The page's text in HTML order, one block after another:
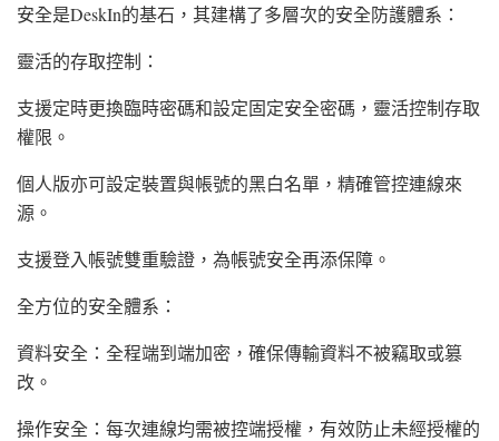
安全是DeskIn的基石，其建構了多層次的安全防護體系：
靈活的存取控制：
支援定時更換臨時密碼和設定固定安全密碼，靈活控制存取
權限。
個人版亦可設定裝置與帳號的黑白名單，精確管控連線來
源。
支援登入帳號雙重驗證，為帳號安全再添保障。
全方位的安全體系：
資料安全：全程端到端加密，確保傳輸資料不被竊取或篡
改。
操作安全：每次連線均需被控端授權，有效防止未經授權的